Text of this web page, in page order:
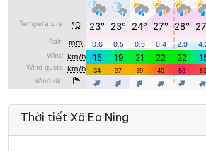
Thời tiết Xã Ea Ning